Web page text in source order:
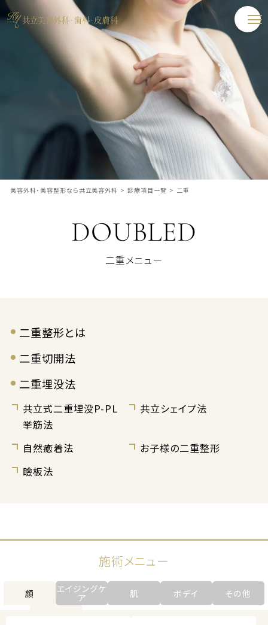
美容外科・美容整形なら共立美容外科 > 診療項目一覧 > 二重
DOUBLED
二重メニュー
二重整形とは
二重切開法
二重埋没法
共立式二重埋没P-PL
挙筋法
共立シェイプ法
自然癒着法
お子様の二重整形
瞼板法
施術メニュー
顔 エイジングケ
ア 肌 ボデイ その他